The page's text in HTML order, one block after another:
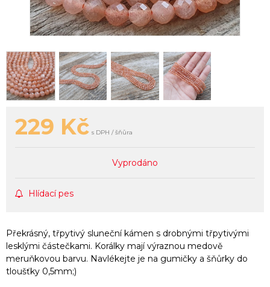
229 Kč s DPH / šňůra
Vyprodáno
Hlídací pes
Překrásný, třpytivý sluneční kámen s drobnými třpytivými
lesklými částečkami. Korálky mají výraznou medově
meruňkovou barvu. Navlékejte je na gumičky a šňůrky do
tloušťky 0,5mm;)